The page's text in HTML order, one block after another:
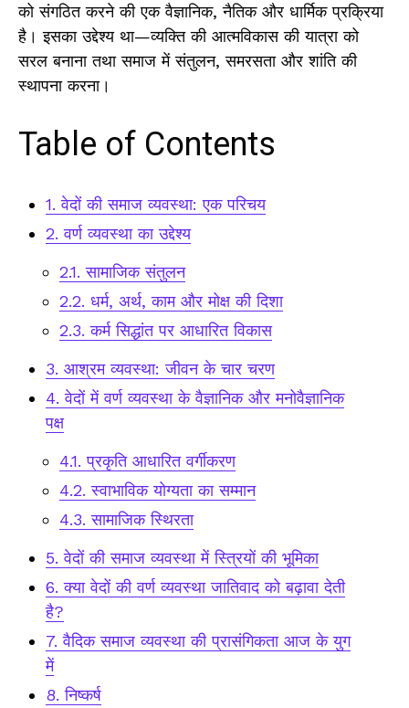
को संगठित करने की एक वैज्ञानिक, नैतिक और धार्मिक प्रक्रिया
है। इसका उद्देश्य था—व्यक्ति की आत्मविकास की यात्रा को
सरल बनाना तथा समाज में संतुलन, समरसता और शांति की
स्थापना करना।
Table of Contents
1. वेदों की समाज व्यवस्था: एक परिचय
2. वर्ण व्यवस्था का उद्देश्य
2.1. सामाजिक संतुलन
2.2. धर्म, अर्थ, काम और मोक्ष की दिशा
2.3. कर्म सिद्धांत पर आधारित विकास
3. आश्रम व्यवस्था: जीवन के चार चरण
4. वेदों में वर्ण व्यवस्था के वैज्ञानिक और मनोवैज्ञानिक
पक्ष
4.1. प्रकृति आधारित वर्गीकरण
4.2. स्वाभाविक योग्यता का सम्मान
4.3. सामाजिक स्थिरता
5. वेदों की समाज व्यवस्था में स्त्रियों की भूमिका
6. क्या वेदों की वर्ण व्यवस्था जातिवाद को बढ़ावा देती
है?
7. वैदिक समाज व्यवस्था की प्रासंगिकता आज के युग
में
8. निष्कर्ष